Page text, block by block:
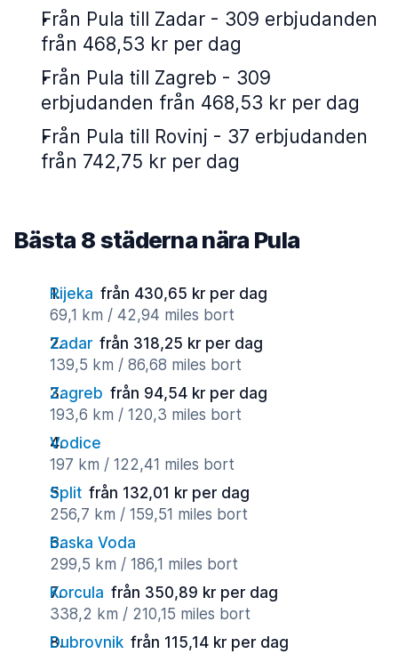
Från Pula till Zadar - 309 erbjudanden
från 468,53 kr per dag
Från Pula till Zagreb - 309
erbjudanden från 468,53 kr per dag
Från Pula till Rovinj - 37 erbjudanden
från 742,75 kr per dag
Bästa 8 städerna nära Pula
Rijeka från 430,65 kr per dag
69,1 km / 42,94 miles bort
Zadar från 318,25 kr per dag
139,5 km / 86,68 miles bort
Zagreb från 94,54 kr per dag
193,6 km / 120,3 miles bort
Vodice
197 km / 122,41 miles bort
Split från 132,01 kr per dag
256,7 km / 159,51 miles bort
Baska Voda
299,5 km / 186,1 miles bort
Korcula från 350,89 kr per dag
338,2 km / 210,15 miles bort
Dubrovnik från 115,14 kr per dag